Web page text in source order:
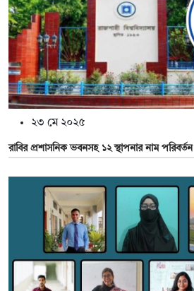
২৩ মে ২০২৫
রাবির প্রশাসনিক ভবনসহ ১২ স্থাপনার নাম পরিবর্তন